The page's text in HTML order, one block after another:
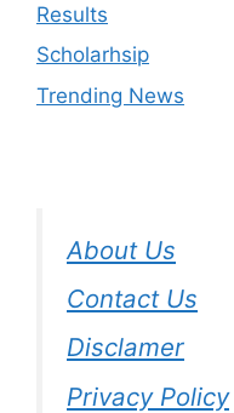
Results
Scholarhsip
Trending News
About Us
Contact Us
Disclamer
Privacy Policy